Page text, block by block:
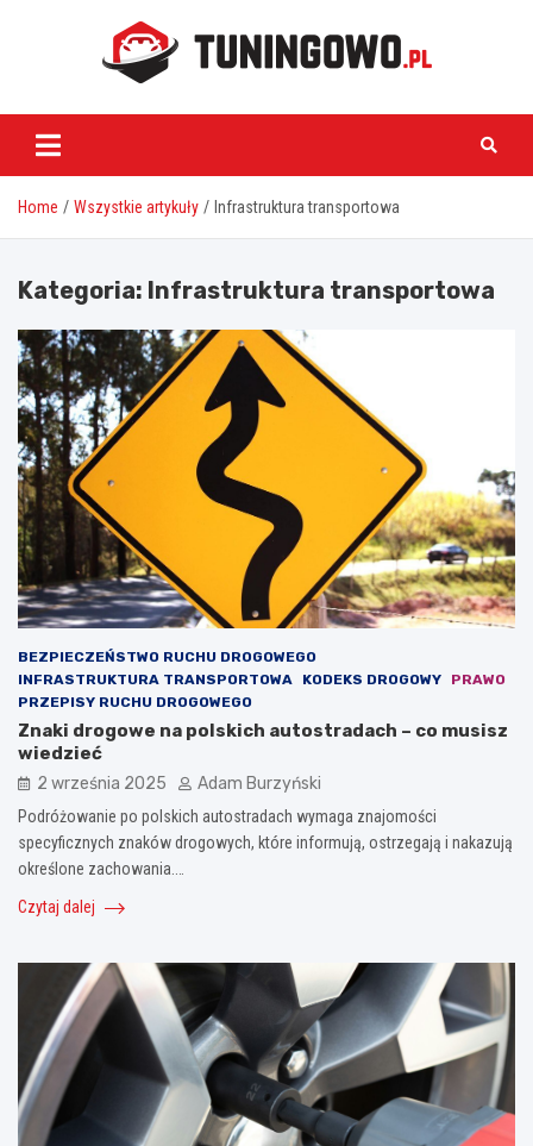
tuningowo.pl
Home Wszystkie artykuły Infrastruktura transportowa
Kategoria: Infrastruktura transportowa
BEZPIECZEŃSTWO RUCHU DROGOWEGO
INFRASTRUKTURA TRANSPORTOWA
KODEKS DROGOWY
PRAWO
PRZEPISY RUCHU DROGOWEGO
Znaki drogowe na polskich autostradach – co musisz
wiedzieć
2 września 2025 Adam Burzyński
Podróżowanie po polskich autostradach wymaga znajomości
specyficznych znaków drogowych, które informują, ostrzegają i nakazują
określone zachowania.…
Czytaj dalej